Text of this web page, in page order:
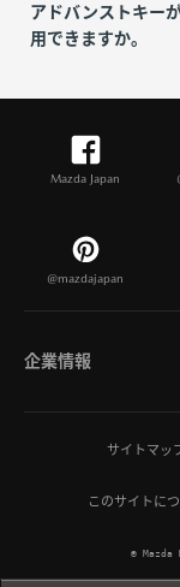
アドバンストキー
用できますか。
Mazda Japan
@mazdajapan
企業情報
マツダについて
ひとを想う価値創造
サイトマッ
このサイトに
©